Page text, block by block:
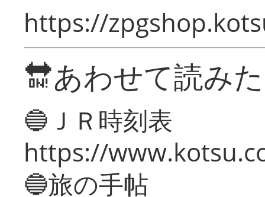
https://
🔛あわせて読み
🔵ＪＲ時刻表
https://
🔵旅の手帖